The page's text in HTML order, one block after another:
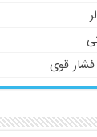
قوی